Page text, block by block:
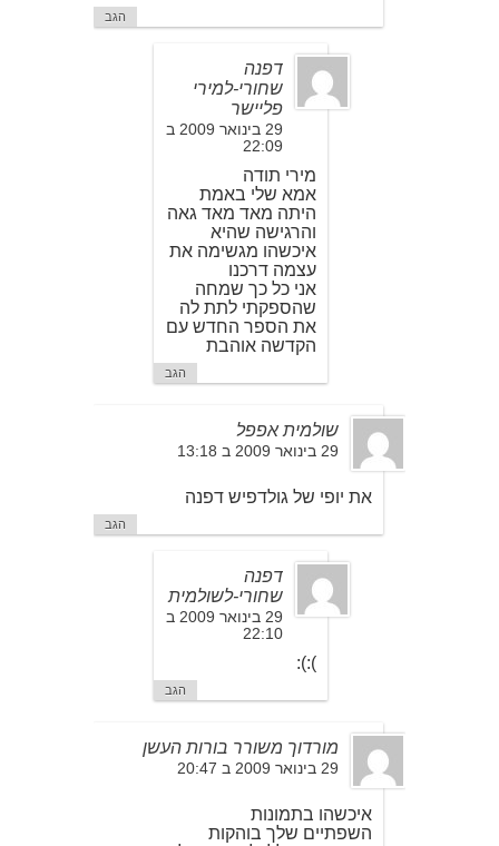
הגב
דפנה
שחורי-למירי
פליישר
29 בינואר 2009 ב
22:09
מירי תודה
אמא שלי באמת
היתה מאד מאד גאה
והרגישה שהיא
איכשהו מגשימה את
עצמה דרכנו
אני כל כך שמחה
שהספקתי לתת לה
את הספר החדש עם
הקדשה אוהבת
הגב
שולמית אפפל
29 בינואר 2009 ב 13:18
את יופי של גולדפיש דפנה
הגב
דפנה
שחורי-לשולמית
29 בינואר 2009 ב
22:10
):):
הגב
מורדוך משורר בורות העשן
29 בינואר 2009 ב 20:47
איכשהו בתמונות
השפתיים שלך בוהקות